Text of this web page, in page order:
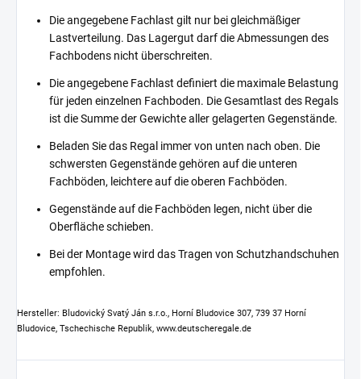
Die angegebene Fachlast gilt nur bei gleichmäßiger
Lastverteilung. Das Lagergut darf die Abmessungen des
Fachbodens nicht überschreiten.
Die angegebene Fachlast definiert die maximale Belastung
für jeden einzelnen Fachboden. Die Gesamtlast des Regals
ist die Summe der Gewichte aller gelagerten Gegenstände.
Beladen Sie das Regal immer von unten nach oben. Die
schwersten Gegenstände gehören auf die unteren
Fachböden, leichtere auf die oberen Fachböden.
Gegenstände auf die Fachböden legen, nicht über die
Oberfläche schieben.
Bei der Montage wird das Tragen von Schutzhandschuhen
empfohlen.
Hersteller: Bludovický Svatý Ján s.r.o., Horní Bludovice 307, 739 37 Horní
Bludovice, Tschechische Republik, www.deutscheregale.de